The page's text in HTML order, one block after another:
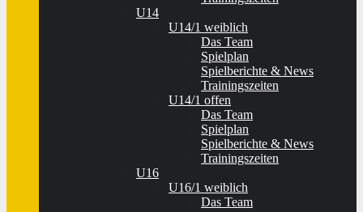
U14
U14/1 weiblich
Das Team
Spielplan
Spielberichte & News
Trainingszeiten
U14/1 offen
Das Team
Spielplan
Spielberichte & News
Trainingszeiten
U16
U16/1 weiblich
Das Team